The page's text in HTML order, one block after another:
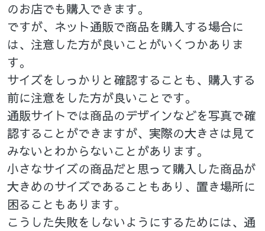
のお店でも購入できます。
ですが、ネット通販で商品を購入する場合に
は、注意した方が良いことがいくつかありま
す。
サイズをしっかりと確認することも、購入する
前に注意をした方が良いことです。
通販サイトでは商品のデザインなどを写真で確
認することができますが、実際の大きさは見て
みないとわからないことがあります。
小さなサイズの商品だと思って購入した商品が
大きめのサイズであることもあり、置き場所に
困ることもあります。
こうした失敗をしないようにするためには、通